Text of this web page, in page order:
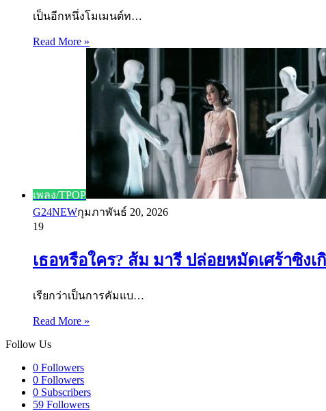
เป็นอีกหนึ่งโมเมนต์ท…
Read More »
เพลง/TPOP
G24NEWกุมภาพันธ์ 20, 2026
19
เธอหรือใคร? ส้ม มารี ปล่อยหมัดเศร้าซิ
เรียกว่าเป็นการคัมแบ…
Read More »
Follow Us
0 Followers
0 Followers
0 Subscribers
59 Followers